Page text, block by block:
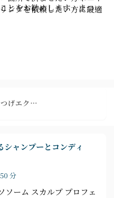
ングを依頼したい方に最適
とをお勧めします。まつげ
ィング、スタイリングなど
ーズな施術を受けることが
つげエクステ／耳のトリートメ
シャンプーとコンディ
分
ソーム スカルプ プロフェ